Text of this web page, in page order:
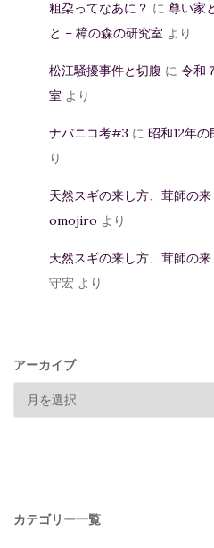
粗朶ってなあに？ に 尊い家
と – 樟の森の研究室 より
松江騒擾事件と切腹 に 令和
室 より
ナバニコ考#3 に 昭和12年
り
天然スギの来し方、茸師の
omojiro より
天然スギの来し方、茸師の
守宏 より
アーカイブ
カテゴリー一覧